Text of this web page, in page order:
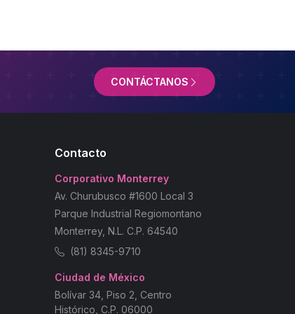
CONTÁCTANOS
Contacto
Corporativo Monterrey
Av. Churubusco #1600 Local 3
Parque Industrial Regiomontano
Monterrey, N.L. C.P. 64540
(81) 8345-9710
Ciudad de México
Bolívar 34, Piso 2, Centro
Histórico, C.P. 06000